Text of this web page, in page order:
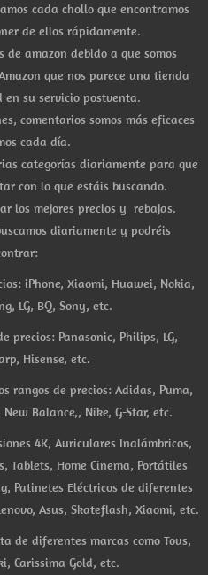
cada chollo que encontramos
de ellos rápidamente.
de amazon debido a que somos
que nos parece una tienda
su servicio postventa.
comentarios somos más eficaces
cada día.
categorías diariamente para que
con lo que estáis buscando.
los mejores precios y rebajas.
diariamente y podréis
iPhone, Xiaomi, Huawei, Nokia,
LG, BQ, Sony, etc.
precios: Panasonic, Philips, LG,
Hisense, etc.
rangos de precios: Adidas, Puma,
Balance,, Nike, G-Star, etc.
4K, Auriculares Inalámbricos,
Tablets, Home Cinema, Portátiles
Patinetes Eléctricos de diferentes
Asus, Skateflash, Xiaomi, etc.
de diferentes marcas como Tous,
Carissima Gold, etc.